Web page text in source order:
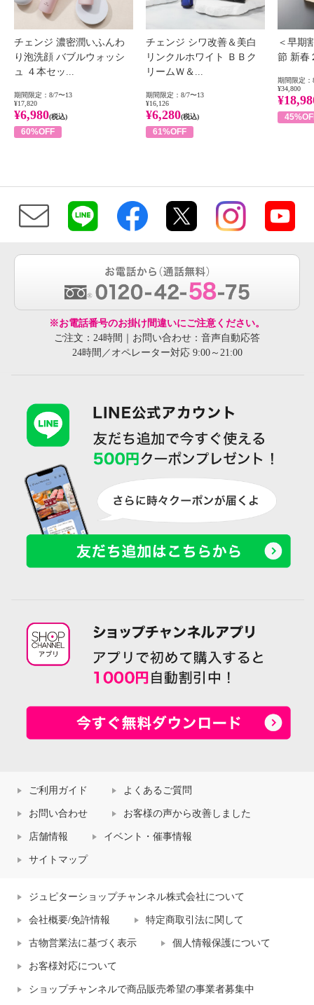
チェンジ 濃密潤いふんわ
り泡洗顔 バブルウォッシ
ュ ４本セッ...
期間限定：8/7〜13
¥17,820
¥6,980(税込)
60%OFF
チェンジ シワ改善＆美白
リンクルホワイト ＢＢク
リームＷ＆...
期間限定：8/7〜13
¥16,126
¥6,280(税込)
61%OFF
＜早期
節 新春
期間限定：
¥34,800
※お電話番号のお掛け間違いにご注意ください。
ご注文：24時間｜お問い合わせ：音声自動応答
24時間／オペレーター対応 9:00～21:00
ご利用ガイド よくあるご質問
お問い合わせ お客様の声から改善しました
店舗情報 イベント・催事情報
サイトマップ
ジュピターショップチャンネル株式会社について
会社概要/免許情報 特定商取引法に関して
古物営業法に基づく表示 個人情報保護について
お客様対応について
ショップチャンネルで商品販売希望の事業者募集中